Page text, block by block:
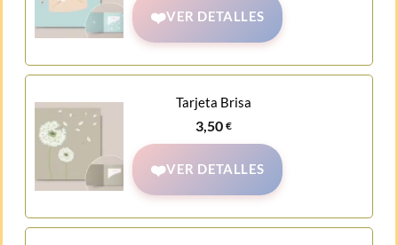
VER DETALLES
Tarjeta Brisa
3,50€
VER DETALLES